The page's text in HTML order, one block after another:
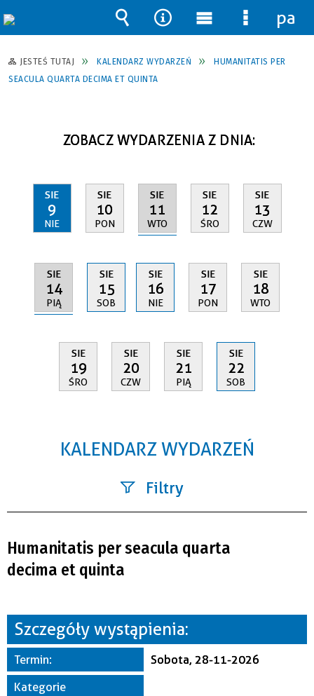
JESTEŚ TUTAJ KALENDARZ WYDARZEŃ
HUMANITATIS PER
SEACULA QUARTA DECIMA ET QUINTA
ZOBACZ WYDARZENIA Z DNIA:
SIE
9
NIE
SIE
10
PON
SIE
11
WTO
SIE
12
ŚRO
SIE
13
CZW
SIE
14
PIĄ
SIE
15
SOB
SIE
16
NIE
SIE
17
PON
SIE
18
WTO
SIE
19
ŚRO
SIE
20
CZW
SIE
21
PIĄ
SIE
22
SOB
KALENDARZ WYDARZEŃ
Filtry
—
Miejsce
Organizator
Humanitatis per seacula quarta
decima et quinta
Szczegóły wystąpienia:
Termin:
Sobota, 28-11-2026
Kategorie
Wyszukiwarka
Narzędzia
Menu
główne
Menu